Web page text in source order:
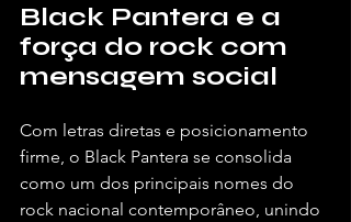
Black Pantera e a
força do rock com
mensagem social
Com letras diretas e posicionamento
firme, o Black Pantera se consolida
como um dos principais nomes do
rock nacional contemporâneo, unindo